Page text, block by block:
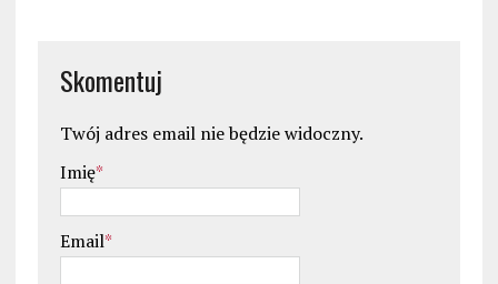
Skomentuj
Twój adres email nie będzie widoczny.
Imię*
Email*